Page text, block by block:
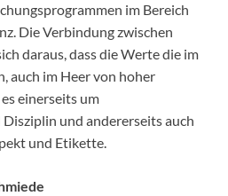
im Bereich
Die Verbindung zwischen
daraus, dass die Werte die im
auch im Heer von hoher
einerseits um
und andererseits auch
und Etikette.